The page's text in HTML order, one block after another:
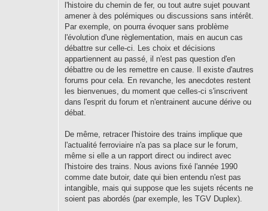
l'histoire du chemin de fer, ou tout autre sujet pouvant
amener à des polémiques ou discussions sans intérêt.
Par exemple, on pourra évoquer sans problème
l'évolution d'une règlementation, mais en aucun cas
débattre sur celle-ci. Les choix et décisions
appartiennent au passé, il n'est pas question d'en
débattre ou de les remettre en cause. Il existe d'autres
forums pour cela. En revanche, les anecdotes restent
les bienvenues, du moment que celles-ci s'inscrivent
dans l'esprit du forum et n'entrainent aucune dérive ou
débat.
De même, retracer l'histoire des trains implique que
l'actualité ferroviaire n'a pas sa place sur le forum,
même si elle a un rapport direct ou indirect avec
l'histoire des trains. Nous avions fixé l'année 1990
comme date butoir, date qui bien entendu n'est pas
intangible, mais qui suppose que les sujets récents ne
soient pas abordés (par exemple, les TGV Duplex).